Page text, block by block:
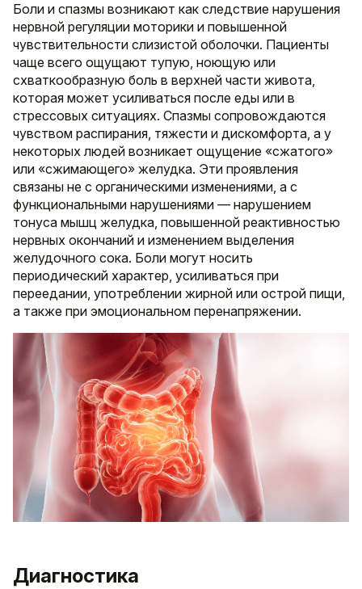
Боли и спазмы возникают как следствие нарушения
нервной регуляции моторики и повышенной
чувствительности слизистой оболочки. Пациенты
чаще всего ощущают тупую, ноющую или
схваткообразную боль в верхней части живота,
которая может усиливаться после еды или в
стрессовых ситуациях. Спазмы сопровождаются
чувством распирания, тяжести и дискомфорта, а у
некоторых людей возникает ощущение «сжатого»
или «сжимающего» желудка. Эти проявления
связаны не с органическими изменениями, а с
функциональными нарушениями — нарушением
тонуса мышц желудка, повышенной реактивностью
нервных окончаний и изменением выделения
желудочного сока. Боли могут носить
периодический характер, усиливаться при
переедании, употреблении жирной или острой пищи,
а также при эмоциональном перенапряжении.
Диагностика